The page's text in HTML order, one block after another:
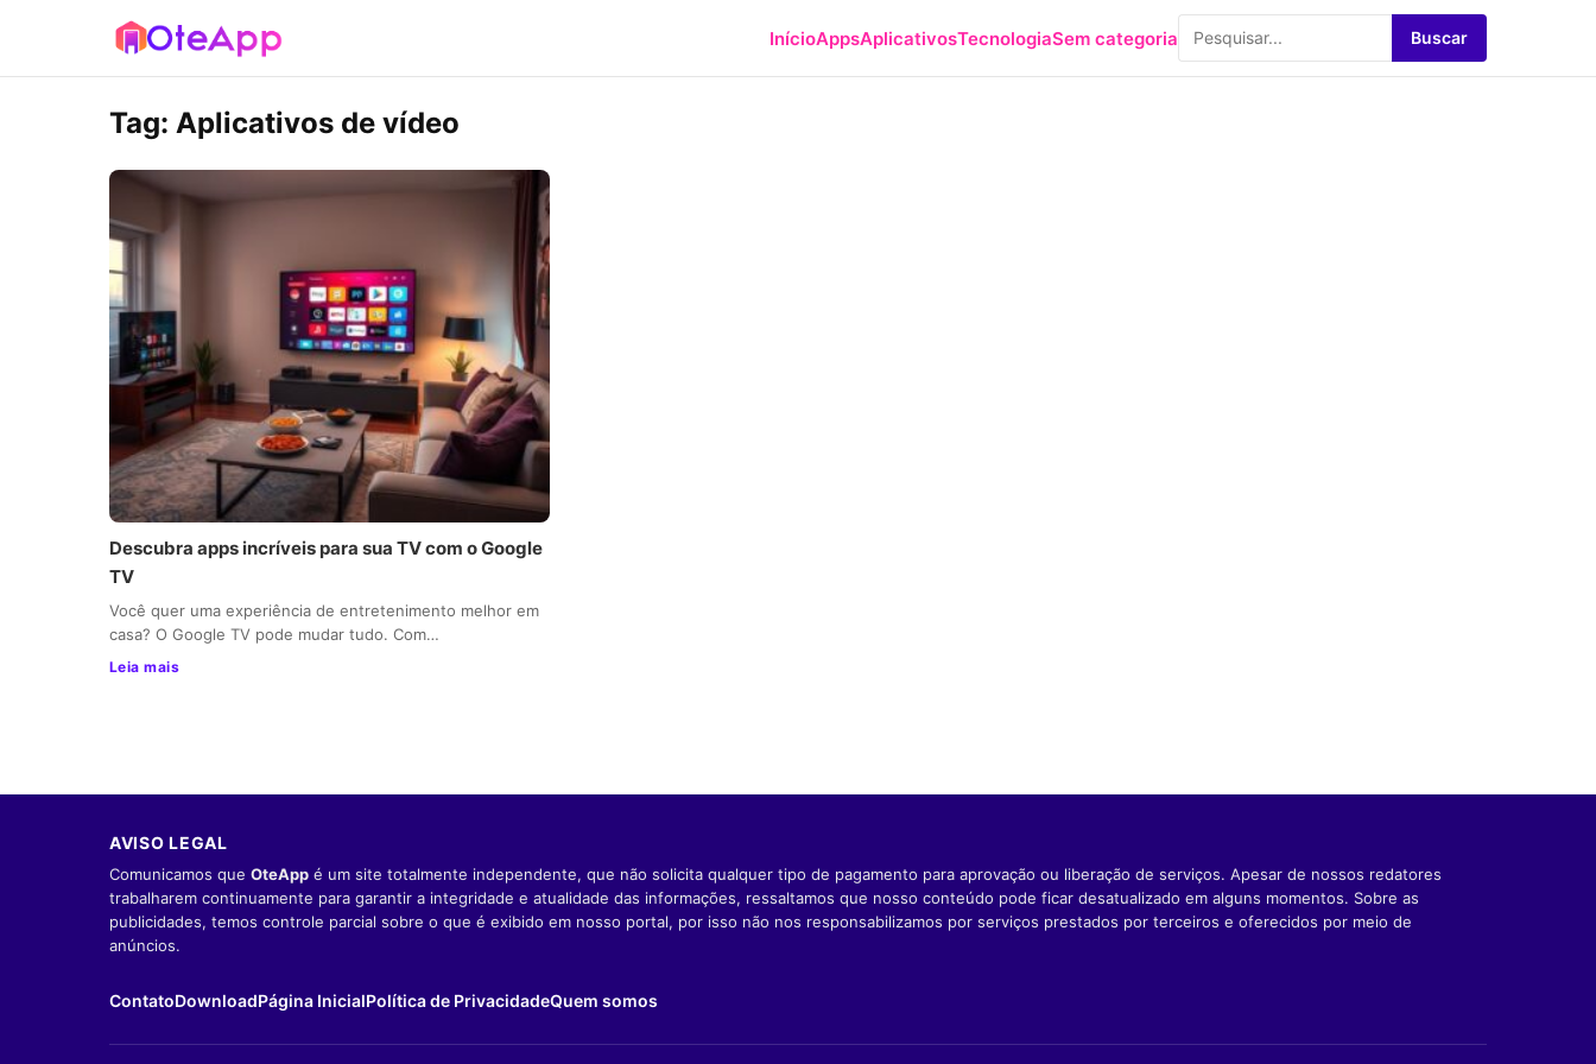
InícioAppsAplicativosTecnologiaSem categoria Buscar
Tag: Aplicativos de vídeo
Descubra apps incríveis para sua TV com o Google
TV
Você quer uma experiência de entretenimento melhor em
casa? O Google TV pode mudar tudo. Com…
Leia mais
AVISO LEGAL
Comunicamos que OteApp é um site totalmente independente, que não solicita qualquer tipo de pagamento para aprovação ou liberação de serviços. Apesar de nossos redatores
trabalharem continuamente para garantir a integridade e atualidade das informações, ressaltamos que nosso conteúdo pode ficar desatualizado em alguns momentos. Sobre as
publicidades, temos controle parcial sobre o que é exibido em nosso portal, por isso não nos responsabilizamos por serviços prestados por terceiros e oferecidos por meio de
anúncios.
ContatoDownloadPágina InicialPolítica de PrivacidadeQuem somos